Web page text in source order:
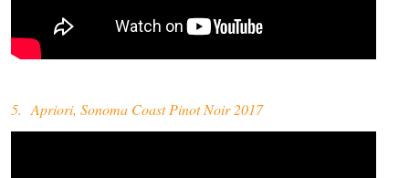
5. Apriori, Sonoma Coast Pinot Noir 2017